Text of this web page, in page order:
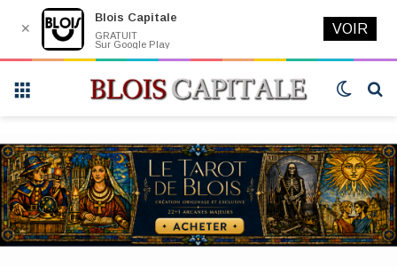
Switch
✕
Blois Capitale
GRATUIT
Sur Google Play
VOIR